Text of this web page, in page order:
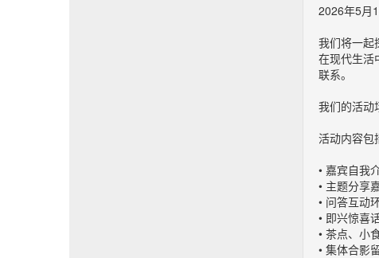
2026年5月
我们将一起
在现代生活
联系。
我们的活动
活动内容包
• 嘉宾自我
• 主题分享
• 问答互动
• 即兴惊喜
• 茶点、小
• 集体合影